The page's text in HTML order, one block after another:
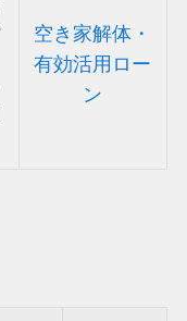
空き家解体・
有効活用ロー
ン